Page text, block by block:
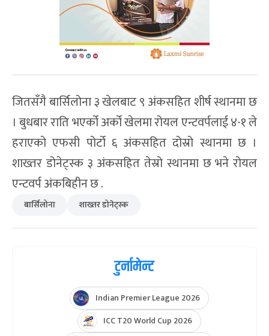
जितसँगै बार्सिलोना ३ खेलबाट ९ अंकसहित शीर्ष स्थानमा छ
। बुधबार राति भएर्को अर्को खेलमा रोयल एन्टवर्पलाई ४-१ ले
हराएको एफसी पोर्टो ६ अंकसहित दोस्रो स्थानमा छ ।
शाख्तर डोनेट्स्क ३ अंकसहित तेस्रो स्थानमा छ भने रोयल
एन्टवर्प अंकबिहीन छ .
बार्सिलोना शाख्तर डोनेट्स्क
टुर्नामेन्ट
Indian Premier League 2026
ICC T20 World Cup 2026